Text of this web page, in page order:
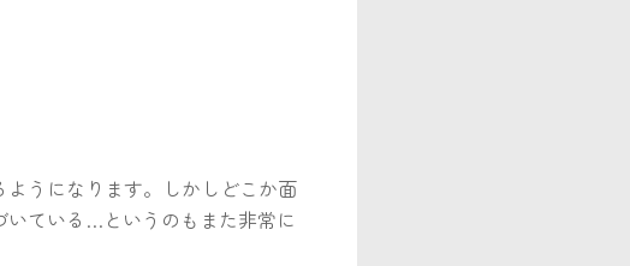
うになります。しかしどこか面
いている…というのもまた非常に